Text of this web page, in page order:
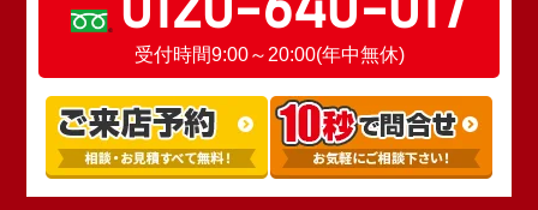
受付時間9:00～20:00(年中無休)